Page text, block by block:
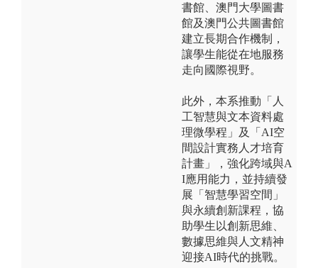
書館、澳門大學圖書
館及澳門公共圖書館
建立長期合作機制，
讓學生能從在地服務
走向國際視野。
此外，本系推動「人
工智慧與文本資料處
理微學程」及「AI空
間設計實務人才培育
計畫」，強化跨域與A
I應用能力，並持續發
展「智慧學習空間」
與永續創新課程，協
助學生以創新思維、
數據思維與人文精神
迎接AI時代的挑戰。